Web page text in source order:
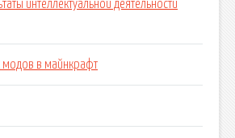
интеллектуальной деятельности
модов в майнкрафт